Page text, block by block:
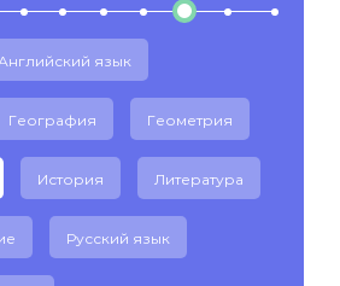
Английский язык
География Геометрия
История Литература
Русский язык